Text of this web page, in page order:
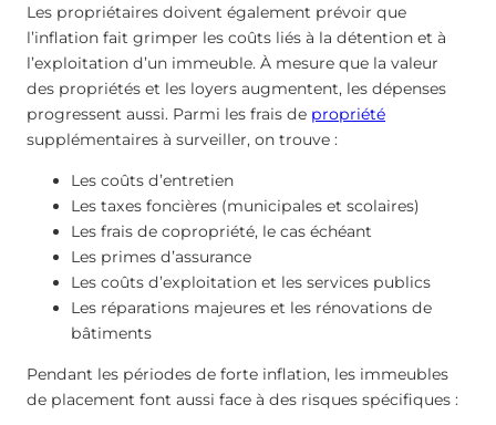
Les propriétaires doivent également prévoir que
l’inflation fait grimper les coûts liés à la détention et à
l’exploitation d’un immeuble. À mesure que la valeur
des propriétés et les loyers augmentent, les dépenses
progressent aussi. Parmi les frais de propriété
supplémentaires à surveiller, on trouve :
Les coûts d’entretien
Les taxes foncières (municipales et scolaires)
Les frais de copropriété, le cas échéant
Les primes d’assurance
Les coûts d’exploitation et les services publics
Les réparations majeures et les rénovations de
bâtiments
Pendant les périodes de forte inflation, les immeubles
de placement font aussi face à des risques spécifiques :